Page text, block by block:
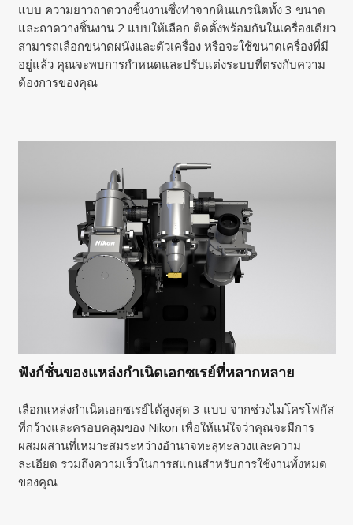
แบบ ความยาวถาดวางชิ้นงานซึ่งทำจากหินแกรนิตทั้ง 3 ขนาด
และถาดวางชิ้นงาน 2 แบบให้เลือก ติดตั้งพร้อมกันในเครื่องเดียว
สามารถเลือกขนาดผนังและตัวเครื่อง หรือจะใช้ขนาดเครื่องที่มี
อยู่แล้ว คุณจะพบการกำหนดและปรับแต่งระบบที่ตรงกับความ
ต้องการของคุณ
ฟังก์ชั่นของแหล่งกำเนิดเอกซเรย์ที่หลากหลาย
เลือกแหล่งกำเนิดเอกซเรย์ได้สูงสุด 3 แบบ จากช่วงไมโครโฟกัส
ที่กว้างและครอบคลุมของ Nikon เพื่อให้แน่ใจว่าคุณจะมีการ
ผสมผสานที่เหมาะสมระหว่างอำนาจทะลุทะลวงและความ
ละเอียด รวมถึงความเร็วในการสแกนสำหรับการใช้งานทั้งหมด
ของคุณ